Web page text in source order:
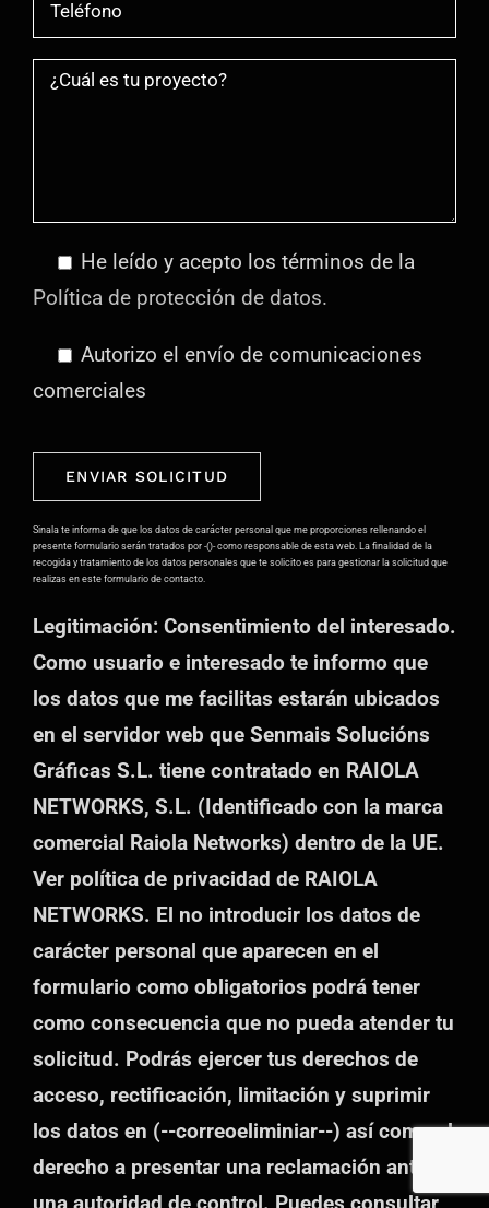
He leído y acepto los términos de la
Política de protección de datos.
Autorizo el envío de comunicaciones
comerciales
Por
favor,
deja
este
vacío.
Sinala te informa de que los datos de carácter personal que me proporciones rellenando el
presente formulario serán tratados por -()- como responsable de esta web. La finalidad de la
recogida y tratamiento de los datos personales que te solicito es para gestionar la solicitud que
realizas en este formulario de contacto.
Legitimación: Consentimiento del interesado.
Como usuario e interesado te informo que
los datos que me facilitas estarán ubicados
en el servidor web que Senmais Solucións
Gráficas S.L. tiene contratado en RAIOLA
NETWORKS, S.L. (Identificado con la marca
comercial Raiola Networks) dentro de la UE.
Ver política de privacidad de RAIOLA
NETWORKS. El no introducir los datos de
carácter personal que aparecen en el
formulario como obligatorios podrá tener
como consecuencia que no pueda atender tu
solicitud. Podrás ejercer tus derechos de
acceso, rectificación, limitación y suprimir
los datos en (--correoeliminiar--) así como el
derecho a presentar una reclamación ante
una autoridad de control. Puedes consultar